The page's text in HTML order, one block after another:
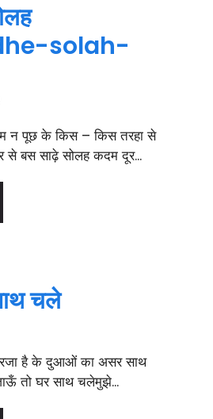
solah-
न पूछ के किस – किस तरहा से
से बस साढ़े सोलह कदम दूर...
चले
है के दुआओं का असर साथ
तो घर साथ चलेमुझे...